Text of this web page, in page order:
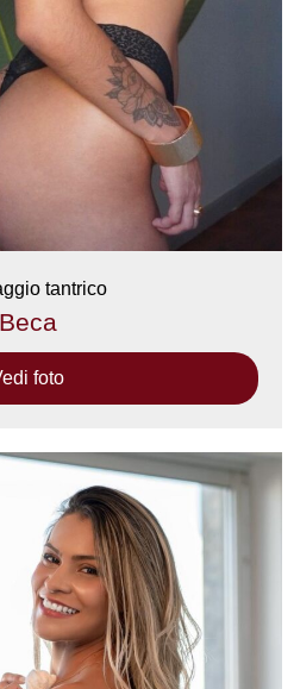
tantrico
Beca
foto